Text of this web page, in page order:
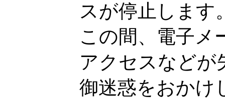
スが停止します
この間、電子メ
アクセスなどが
御迷惑をおかけ